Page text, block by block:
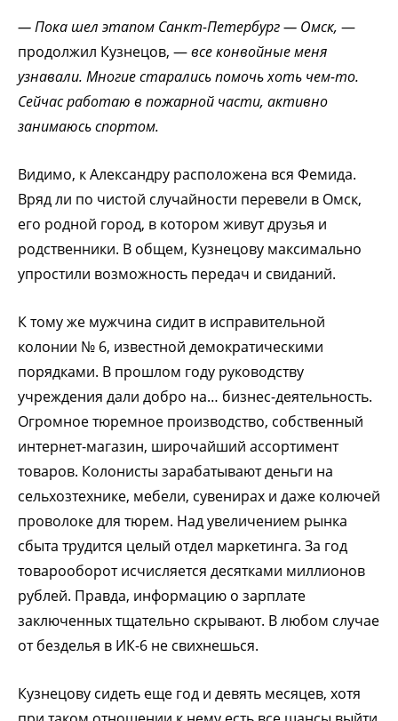
— Пока шел этапом Санкт-Петербург — Омск, —
продолжил Кузнецов, —все конвойные меня
узнавали. Многие старались помочь хоть чем-то.
Сейчас работаю в пожарной части, активно
занимаюсь спортом.
Видимо, к Александру расположена вся Фемида.
Вряд ли по чистой случайности перевели в Омск,
его родной город, в котором живут друзья и
родственники. В общем, Кузнецову максимально
упростили возможность передач и свиданий.
К тому же мужчина сидит в исправительной
колонии № 6, известной демократическими
порядками. В прошлом году руководству
учреждения дали добро на… бизнес-деятельность.
Огромное тюремное производство, собственный
интернет-магазин, широчайший ассортимент
товаров. Колонисты зарабатывают деньги на
сельхозтехнике, мебели, сувенирах и даже колючей
проволоке для тюрем. Над увеличением рынка
сбыта трудится целый отдел маркетинга. За год
товарооборот исчисляется десятками миллионов
рублей. Правда, информацию о зарплате
заключенных тщательно скрывают. В любом случае
от безделья в ИК-6 не свихнешься.
Кузнецову сидеть еще год и девять месяцев, хотя